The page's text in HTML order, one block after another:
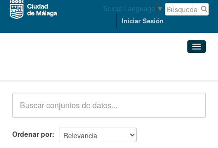
Select Language ▼
Iniciar Sesión
Ordenar por